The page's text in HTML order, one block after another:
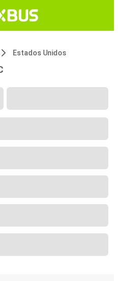
Estados Unidos